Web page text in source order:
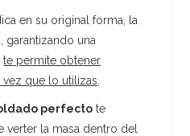
en su original forma, la
una
te permite obtener
que lo utilizas
perfecto te
verter la masa dentro del